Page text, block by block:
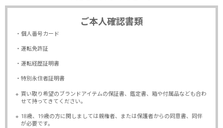
ご本人確認書類
・個人番号カード
・運転免許証
・運転経歴証明書
・特別永住者証明書
※ 買い取り希望のブランドアイテムの保証書、鑑定書、箱や付属品なども合わ
せて持ってきてください。
※ 18歳、19歳の方に関しましては親権者、または保護者からの同意書、同伴
が必要です。